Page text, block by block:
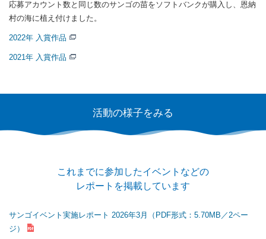
応募アカウント数と同じ数のサンゴの苗をソフトバンクが購入し、恩納
村の海に植え付けました。
2022年 入賞作品
2021年 入賞作品
活動の様子をみる
これまでに参加したイベントなどの
レポートを掲載しています
サンゴイベント実施レポート 2026年3月（PDF形式：5.70MB／2ペー
ジ）